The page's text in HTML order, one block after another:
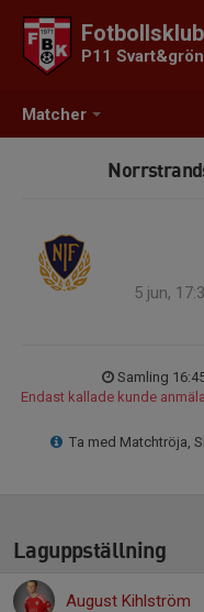
Matcher
P11
5 jun,
Samling
Endast kallade kunde
Ta med Matchtröja,
Laguppställning
August Kihlström